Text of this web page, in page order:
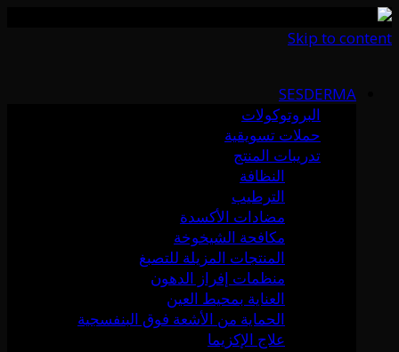
Skip to content
SESDERMA
البروتوكولات
حملات تسويقية
تدريبات المنتج
النظافة
الترطيب
مضادات الأكسدة
مكافحة الشيخوخة
المنتجات المزيلة للتصبغ
منظمات إفراز الدهون
العناية بمحيط العين
الحماية من الأشعة فوق البنفسجية
علاج الإكزيما